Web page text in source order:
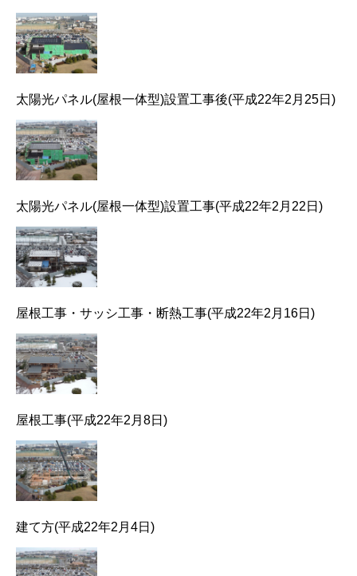
太陽光パネル(屋根一体型)設置工事後(平成22年2月25日)
太陽光パネル(屋根一体型)設置工事(平成22年2月22日)
屋根工事・サッシ工事・断熱工事(平成22年2月16日)
屋根工事(平成22年2月8日)
建て方(平成22年2月4日)